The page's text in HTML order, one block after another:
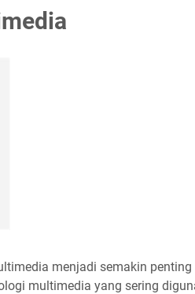
menjadi semakin
multimedia yang sering